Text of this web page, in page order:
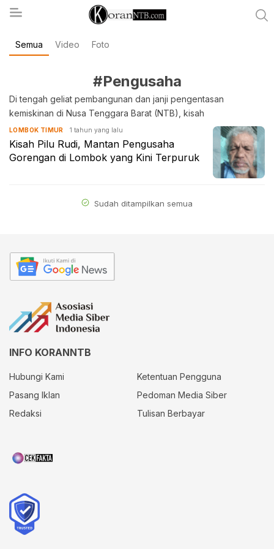
koranntb.com
Semua Video Foto
#Pengusaha
Di tengah geliat pembangunan dan janji pengentasan
kemiskinan di Nusa Tenggara Barat (NTB), kisah
LOMBOK TIMUR 1 tahun yang lalu
Kisah Pilu Rudi, Mantan Pengusaha
Gorengan di Lombok yang Kini Terpuruk
Sudah ditampilkan semua
INFO KORANNTB
Hubungi Kami
Ketentuan Pengguna
Pasang Iklan
Pedoman Media Siber
Redaksi
Tulisan Berbayar